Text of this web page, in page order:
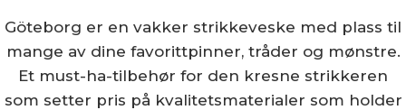
Göteborg er en vakker strikkeveske med plass til
mange av dine favorittpinner, tråder og mønstre.
Et must-ha-tilbehør for den kresne strikkeren
som setter pris på kvalitetsmaterialer som holder